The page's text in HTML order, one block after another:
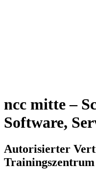
ncc mitte –
Software,
Autorisierter